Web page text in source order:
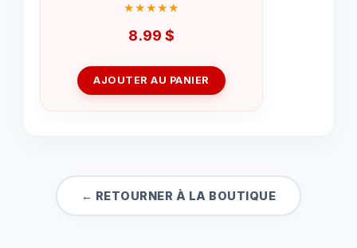
8.99 $
AJOUTER AU PANIER
← RETOURNER À LA BOUTIQUE